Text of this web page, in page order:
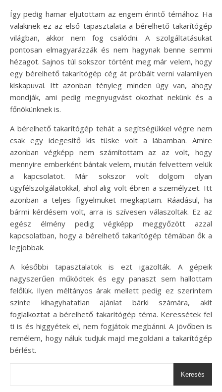
Így pedig hamar eljutottam az engem érintő témához. Ha
valakinek ez az első tapasztalata a bérelhető takarítógép
világban, akkor nem fog csalódni. A szolgáltatásukat
pontosan elmagyarázzák és nem hagynak benne semmi
hézagot. Sajnos túl sokszor történt meg már velem, hogy
egy bérelhető takarítógép cég át próbált verni valamilyen
kiskapuval. Itt azonban tényleg minden úgy van, ahogy
mondják, ami pedig megnyugvást okozhat nekünk és a
főnökünknek is.
A bérelhető takarítógép tehát a segítségükkel végre nem
csak egy idegesítő kis tüske volt a lábamban. Amire
azonban végképp nem számítottam az az volt, hogy
mennyire emberként bántak velem, miután felvettem velük
a kapcsolatot. Már sokszor volt dolgom olyan
ügyfélszolgálatokkal, ahol alig volt ébren a személyzet. Itt
azonban a teljes figyelmüket megkaptam. Ráadásul, ha
bármi kérdésem volt, arra is szívesen válaszoltak. Ez az
egész élmény pedig végképp meggyőzött azzal
kapcsolatban, hogy a bérelhető takarítógép témában ők a
legjobbak.
A későbbi tapasztalatok is ezt igazolták. A gépeik
nagyszerűen működtek és egy panaszt sem hallottam
felőlük. Ilyen méltányos árak mellett pedig ez szerintem
szinte kihagyhatatlan ajánlat bárki számára, akit
foglalkoztat a bérelhető takarítógép téma. Keressétek fel
ti is és higgyétek el, nem fogjátok megbánni. A jövőben is
remélem, hogy náluk tudjuk majd megoldani a takarítógép
bérlést.
Keresés